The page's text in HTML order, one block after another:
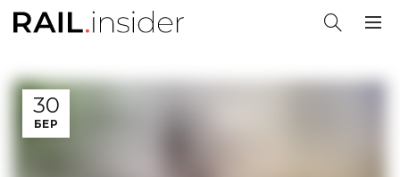
30
БЕР